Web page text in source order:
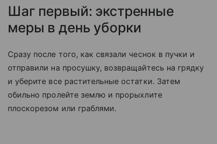
Шаг первый: экстренные
меры в день уборки
Сразу после того, как связали чеснок в пучки и
отправили на просушку, возвращайтесь на грядку
и уберите все растительные остатки. Затем
обильно пролейте землю и прорыхлите
плоскорезом или граблями.